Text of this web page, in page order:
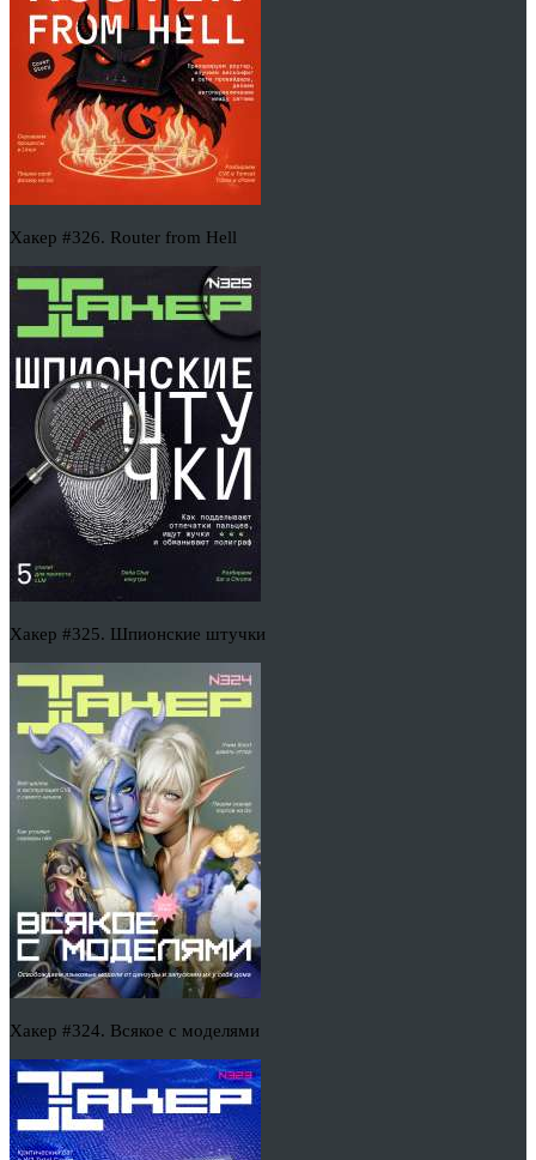
Хакер #326. Router from Hell
Хакер #325. Шпионские штучки
Хакер #324. Всякое с моделями